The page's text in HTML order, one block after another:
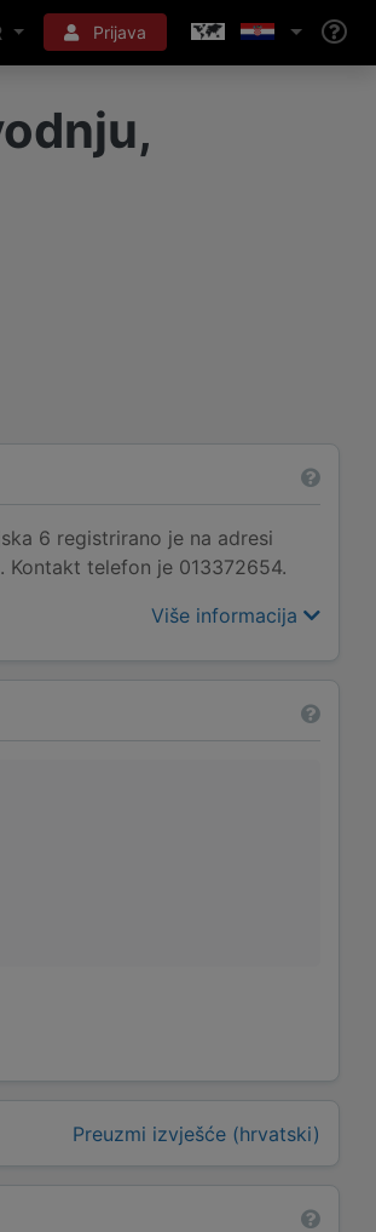
Prijava
6 registrirano je na adresi
Kontakt telefon je 013372654.
Više informacija
Preuzmi izvješće (hrvatski)